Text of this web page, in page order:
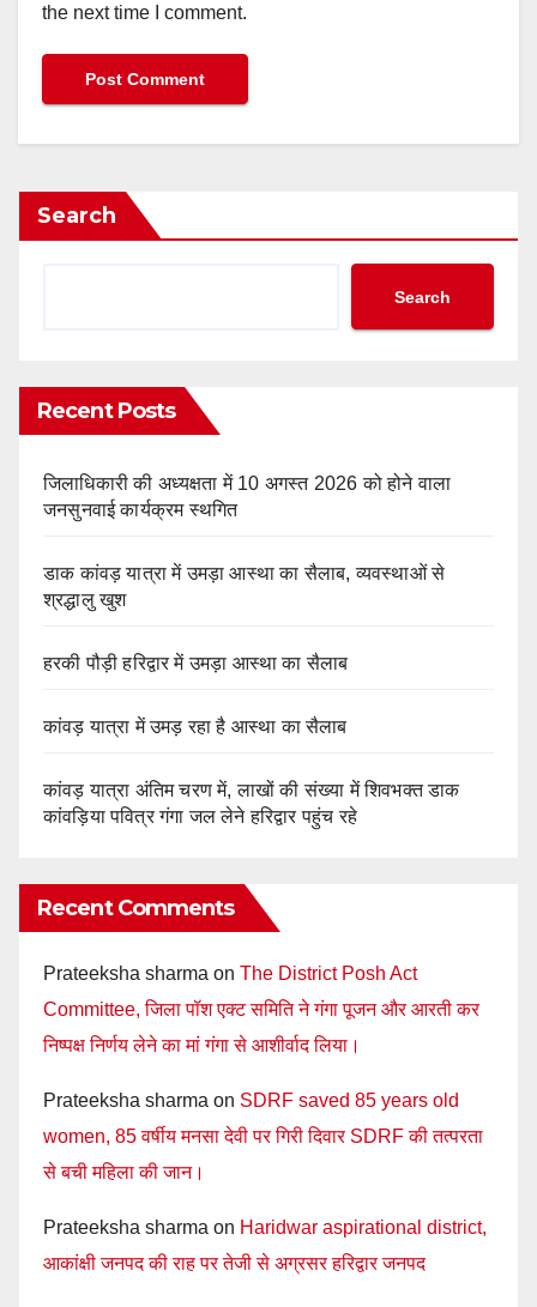
the next time I comment.
Search
Search
Recent Posts
जिलाधिकारी की अध्यक्षता में 10 अगस्त 2026 को होने वाला
जनसुनवाई कार्यक्रम स्थगित
डाक कांवड़ यात्रा में उमड़ा आस्था का सैलाब, व्यवस्थाओं से
श्रद्धालु खुश
हरकी पौड़ी हरिद्वार में उमड़ा आस्था का सैलाब
कांवड़ यात्रा में उमड़ रहा है आस्था का सैलाब
कांवड़ यात्रा अंतिम चरण में, लाखों की संख्या में शिवभक्त डाक
कांवड़िया पवित्र गंगा जल लेने हरिद्वार पहुंच रहे
Recent Comments
Prateeksha sharma on The District Posh Act
Committee, जिला पॉश एक्ट समिति ने गंगा पूजन और आरती कर
निष्पक्ष निर्णय लेने का मां गंगा से आशीर्वाद लिया।
Prateeksha sharma on SDRF saved 85 years old
women, 85 वर्षीय मनसा देवी पर गिरी दिवार SDRF की तत्परता
से बची महिला की जान।
Prateeksha sharma on Haridwar aspirational district,
आकांक्षी जनपद की राह पर तेजी से अग्रसर हरिद्वार जनपद